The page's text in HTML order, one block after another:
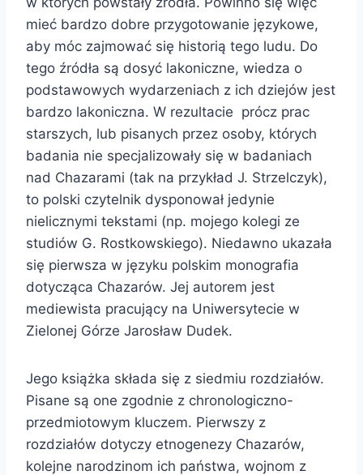
mieć bardzo dobre przygotowanie językowe,
aby móc zajmować się historią tego ludu. Do
tego źródła są dosyć lakoniczne, wiedza o
podstawowych wydarzeniach z ich dziejów jest
bardzo lakoniczna. W rezultacie prócz prac
starszych, lub pisanych przez osoby, których
badania nie specjalizowały się w badaniach
nad Chazarami (tak na przykład J. Strzelczyk),
to polski czytelnik dysponował jedynie
nielicznymi tekstami (np. mojego kolegi ze
studiów G. Rostkowskiego). Niedawno ukazała
się pierwsza w języku polskim monografia
dotycząca Chazarów. Jej autorem jest
mediewista pracujący na Uniwersytecie w
Zielonej Górze Jarosław Dudek.
Jego książka składa się z siedmiu rozdziałów.
Pisane są one zgodnie z chronologiczno-
przedmiotowym kluczem. Pierwszy z
rozdziałów dotyczy etnogenezy Chazarów,
kolejne narodzinom ich państwa, wojnom z